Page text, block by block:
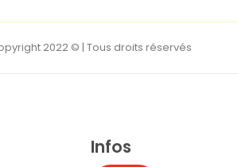
2022 © | Tous droits réservés
Infos